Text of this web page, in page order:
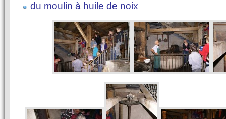
du moulin à huile de noix